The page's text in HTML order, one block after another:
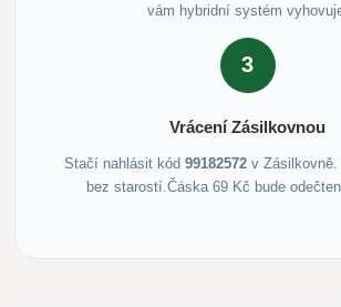
vám hybridní systém
3
Vrácení Zásilkovnou
Stačí nahlásit kód 99182572v Zásilkovně.
bez starostí.Čáska 69 Kč bude